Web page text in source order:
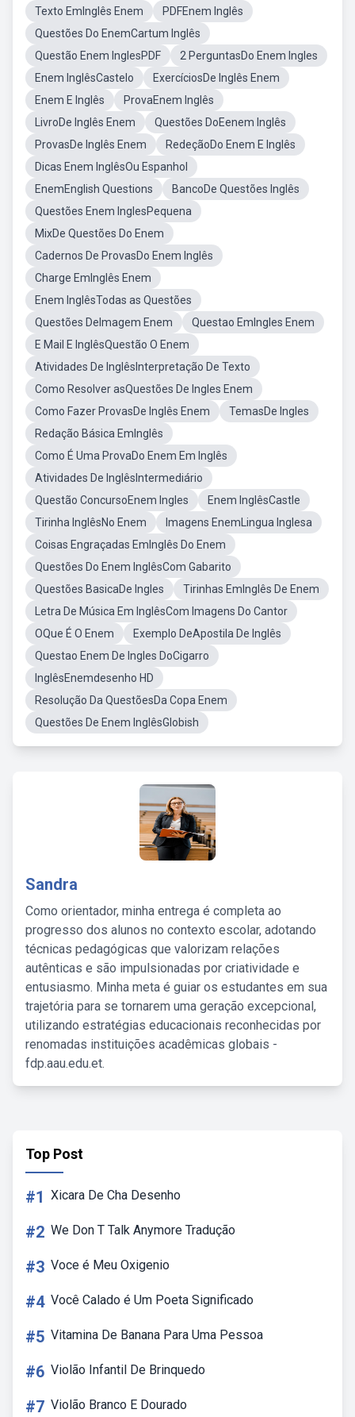
Texto EmInglês Enem
PDFEnem Inglês
Questões Do EnemCartum Inglês
Questão Enem InglesPDF
2 PerguntasDo Enem Ingles
Enem InglêsCastelo
ExercíciosDe Inglês Enem
Enem E Inglês
ProvaEnem Inglês
LivroDe Inglês Enem
Questões DoEenem Inglês
ProvasDe Inglês Enem
RedeçãoDo Enem E Inglês
Dicas Enem InglêsOu Espanhol
EnemEnglish Questions
BancoDe Questões Inglês
Questões Enem InglesPequena
MixDe Questões Do Enem
Cadernos De ProvasDo Enem Inglês
Charge EmInglês Enem
Enem InglêsTodas as Questões
Questões DeImagem Enem
Questao EmIngles Enem
E Mail E InglêsQuestão O Enem
Atividades De InglêsInterpretação De Texto
Como Resolver asQuestões De Ingles Enem
Como Fazer ProvasDe Inglês Enem
TemasDe Ingles
Redação Básica EmInglês
Como É Uma ProvaDo Enem Em Inglês
Atividades De InglêsIntermediário
Questão ConcursoEnem Ingles
Enem InglêsCastle
Tirinha InglêsNo Enem
Imagens EnemLingua Inglesa
Coisas Engraçadas EmInglês Do Enem
Questões Do Enem InglêsCom Gabarito
Questões BasicaDe Ingles
Tirinhas EmInglês De Enem
Letra De Música Em InglêsCom Imagens Do Cantor
OQue É O Enem
Exemplo DeApostila De Inglês
Questao Enem De Ingles DoCigarro
InglêsEnemdesenho HD
Resolução Da QuestõesDa Copa Enem
Questões De Enem InglêsGlobish
Sandra
Como orientador, minha entrega é completa ao
progresso dos alunos no contexto escolar, adotando
técnicas pedagógicas que valorizam relações
autênticas e são impulsionadas por criatividade e
entusiasmo. Minha meta é guiar os estudantes em sua
trajetória para se tornarem uma geração excepcional,
utilizando estratégias educacionais reconhecidas por
renomadas instituições acadêmicas globais -
fdp.aau.edu.et.
Top Post
#1 Xicara De Cha Desenho
#2 We Don T Talk Anymore Tradução
#3 Voce é Meu Oxigenio
#4 Você Calado é Um Poeta Significado
#5 Vitamina De Banana Para Uma Pessoa
#6 Violão Infantil De Brinquedo
#7 Violão Branco E Dourado